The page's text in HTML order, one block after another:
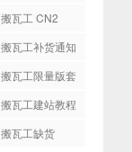
搬瓦工 CN2
搬瓦工补货通知
搬瓦工限量版套
搬瓦工建站教程
搬瓦工缺货